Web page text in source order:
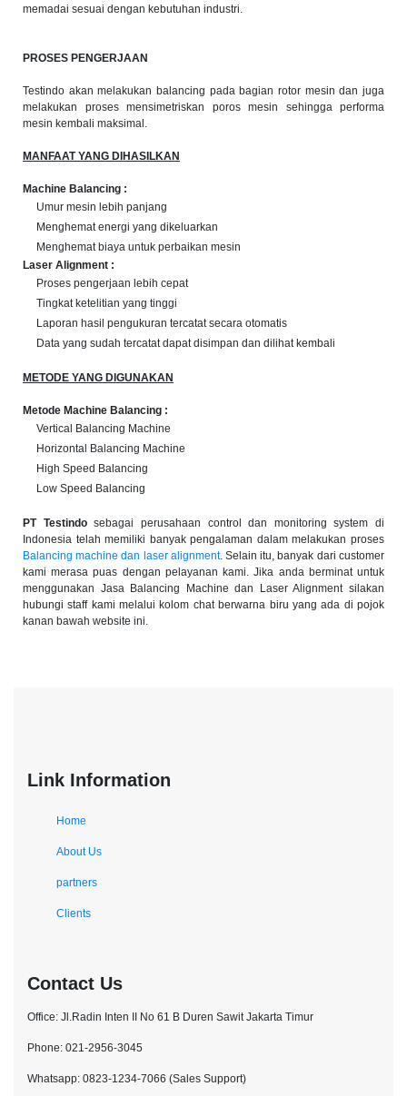
memadai sesuai dengan kebutuhan industri.
PROSES PENGERJAAN
Testindo akan melakukan balancing pada bagian rotor mesin dan juga
melakukan proses mensimetriskan poros mesin sehingga performa
mesin kembali maksimal.
MANFAAT YANG DIHASILKAN
Machine Balancing :
Umur mesin lebih panjang
Menghemat energi yang dikeluarkan
Menghemat biaya untuk perbaikan mesin
Laser Alignment :
Proses pengerjaan lebih cepat
Tingkat ketelitian yang tinggi
Laporan hasil pengukuran tercatat secara otomatis
Data yang sudah tercatat dapat disimpan dan dilihat kembali
METODE YANG DIGUNAKAN
Metode Machine Balancing :
Vertical Balancing Machine
Horizontal Balancing Machine
High Speed Balancing
Low Speed Balancing
PT Testindosebagai perusahaan control dan monitoring system di
Indonesia telah memiliki banyak pengalaman dalam melakukan proses
Balancing machine dan laser alignment. Selain itu, banyak dari customer
kami merasa puas dengan pelayanan kami. Jika anda berminat untuk
menggunakan Jasa Balancing Machine dan Laser Alignment silakan
hubungi staff kami melalui kolom chat berwarna biru yang ada di pojok
kanan bawah website ini.
Link Information
Home
About Us
partners
Clients
Contact Us
Office: Jl.Radin Inten II No 61 B Duren Sawit Jakarta Timur
Phone: 021-2956-3045
Whatsapp: 0823-1234-7066 (Sales Support)